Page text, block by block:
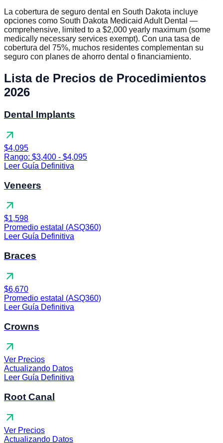
La cobertura de seguro dental en South Dakota incluye
opciones como South Dakota Medicaid Adult Dental —
comprehensive, limited to a $2,000 yearly maximum (some
medically necessary services exempt). Con una tasa de
cobertura del 75%, muchos residentes complementan su
seguro con planes de ahorro dental o financiamiento.
Lista de Precios de Procedimientos
2026
Dental Implants
arrow_outward
$4,095
Rango: $3,400 - $4,095
Leer Guía Definitiva
Veneers
arrow_outward
$1,598
Promedio estatal (ASQ360)
Leer Guía Definitiva
Braces
arrow_outward
$6,670
Promedio estatal (ASQ360)
Leer Guía Definitiva
Crowns
arrow_outward
Ver Precios
Actualizando Datos
Leer Guía Definitiva
Root Canal
arrow_outward
Ver Precios
Actualizando Datos